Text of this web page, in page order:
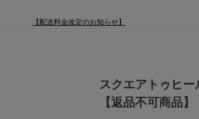
【配送料金改定のお知らせ】
スクエアトゥヒ
【返品不可商品】